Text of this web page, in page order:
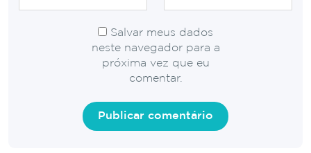
Salvar meus dados
neste navegador para a
próxima vez que eu
comentar.